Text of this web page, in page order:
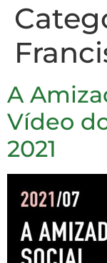
A
Vídeo
2021